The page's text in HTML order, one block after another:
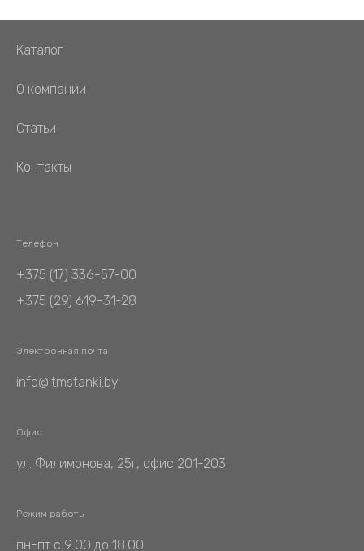
Каталог
О компании
Статьи
Контакты
Телефон
+375 (17) 336-57-00
+375 (29) 619-31-28
Электронная почта
info@itmstanki.by
Офис
ул. Филимонова, 25г, офис 201-203
Режим работы
пн-пт с 9:00 до 18:00